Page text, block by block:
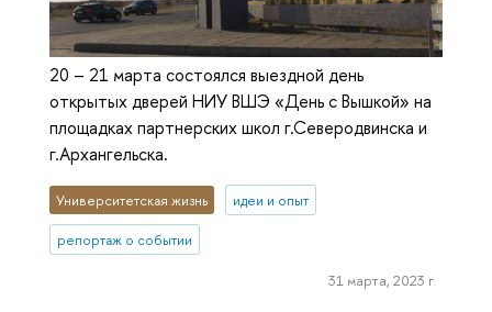
20 – 21 марта состоялся выездной день
открытых дверей НИУ ВШЭ «День с Вышкой» на
площадках партнерских школ г.Северодвинска и
г.Архангельска.
Университетская жизнь идеи и опыт
репортаж о событии
31 марта, 2023 г.